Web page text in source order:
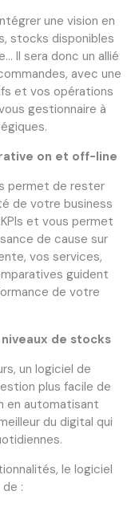
une vision en
stocks disponibles
Il sera donc un allié
avec une
et vos opérations
gestionnaire à
on et off-line
permet de rester
de votre business
et vous permet
de cause sur
vos services,
guident
de votre
de stocks
un logiciel de
plus facile de
en automatisant
du digital qui
le logiciel
: